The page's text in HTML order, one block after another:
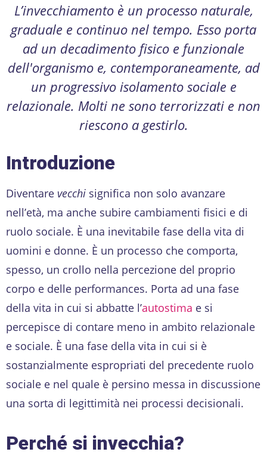
L’invecchiamento è un processo naturale,
graduale e continuo nel tempo. Esso porta
ad un decadimento fisico e funzionale
dell'organismo e, contemporaneamente, ad
un progressivo isolamento sociale e
relazionale. Molti ne sono terrorizzati e non
riescono a gestirlo.
Introduzione
Diventare vecchi significa non solo avanzare
nell’età, ma anche subire cambiamenti fisici e di
ruolo sociale. È una inevitabile fase della vita di
uomini e donne. È un processo che comporta,
spesso, un crollo nella percezione del proprio
corpo e delle performances. Porta ad una fase
della vita in cui si abbatte l’autostima e si
percepisce di contare meno in ambito relazionale
e sociale. È una fase della vita in cui si è
sostanzialmente espropriati del precedente ruolo
sociale e nel quale è persino messa in discussione
una sorta di legittimità nei processi decisionali.
Perché si invecchia?